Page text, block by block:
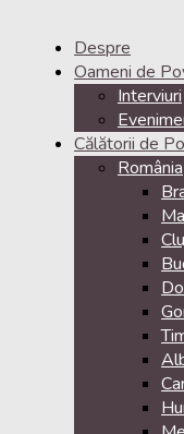
Despre
Oameni de
Interviuri
Călătorii de
România